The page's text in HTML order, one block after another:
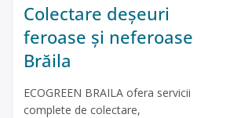
Colectare deșeuri
feroase și neferoase
Brăila
ECOGREEN BRAILA ofera servicii
complete de colectare,